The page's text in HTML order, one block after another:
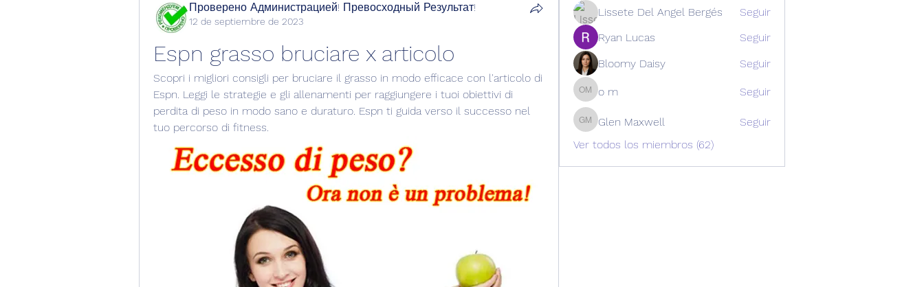
Проверено Администрацией! Превосходный Результат!
12 de septiembre de 2023
Espn grasso bruciare x articolo
Scopri i migliori consigli per bruciare il grasso in modo efficace con l'articolo di
Espn. Leggi le strategie e gli allenamenti per raggiungere i tuoi obiettivi di
perdita di peso in modo sano e duraturo. Espn ti guida verso il successo nel
tuo percorso di fitness.
Lissete Del Angel Bergés
Seguir
Ryan Lucas
Seguir
Bloomy Daisy
Seguir
o mo m Seguir
Glen Maxwell
Glen Maxwell
Seguir
Ver todos los miembros (62)